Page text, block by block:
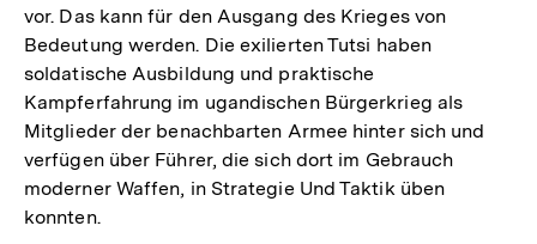
vor. Das kann für den Ausgang des Krieges von
Bedeutung werden. Die exilierten Tutsi haben
soldatische Ausbildung und praktische
Kampferfahrung im ugandischen Bürgerkrieg als
Mitglieder der benachbarten Armee hinter sich und
verfügen über Führer, die sich dort im Gebrauch
moderner Waffen, in Strategie Und Taktik üben
konnten.